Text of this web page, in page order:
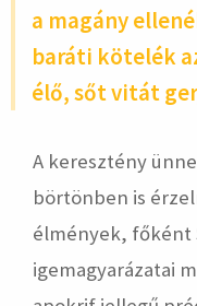
a magány
baráti kötelék
élő, sőt vitát
A keresztény
börtönben is
élmények, főként
igemagyarázatai